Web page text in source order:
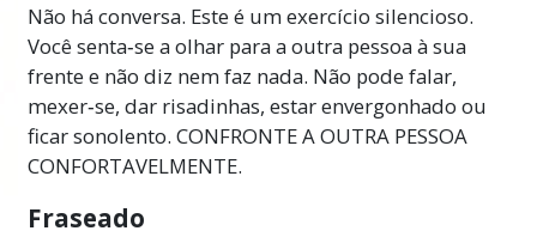
Não há conversa. Este é um exercício silencioso.
Você senta‑se a olhar para a outra pessoa à sua
frente e não diz nem faz nada. Não pode falar,
mexer‑se, dar risadinhas, estar envergonhado ou
ficar sonolento. CONFRONTE A OUTRA PESSOA
CONFORTAVELMENTE.
Fraseado